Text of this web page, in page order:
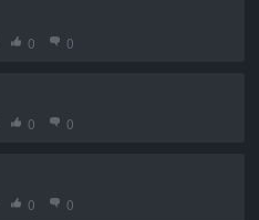
0 0
0 0
0 0